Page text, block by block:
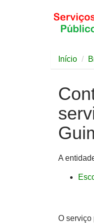
Início
A
O serviço